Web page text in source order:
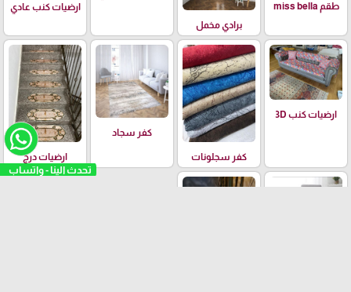
طقم miss bella
برادي مخمل
ارضيات كنب عادي
ارضيات كنب 3D
كفر سجلونات
كفر سجاد
ارضيات درج